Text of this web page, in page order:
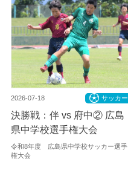
2026-07-18 サッカー
決勝戦：伴 vs 府中② 広島
県中学校選手権大会
令和8年度 広島県中学校サッカー選手
権大会